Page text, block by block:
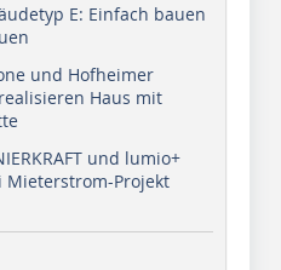
E: Einfach bauen
und Hofheimer
Haus mit
und lumio+
Mieterstrom-Projekt